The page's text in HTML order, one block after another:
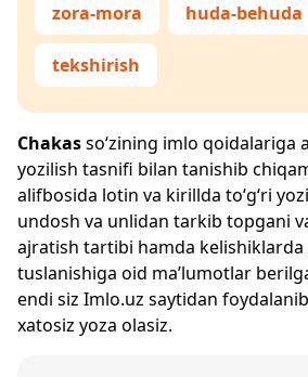
zora-mora huda-behuda
tekshirish
Chakasso‘zining imlo qoidalariga
yozilish tasnifi bilan tanishib
alifbosida lotin va kirillda to‘g‘ri
undosh va unlidan tarkib topgani
ajratish tartibi hamda kelishiklarda
tuslanishiga oid ma’lumotlar
endi siz Imlo.uz saytidan
xatosiz yoza olasiz.